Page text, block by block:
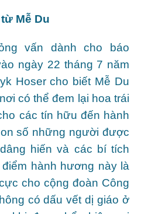
Mễ Du
vấn dành cho báo
ngày 22 tháng 7 năm
Hoser cho biết Mễ Du
có thể đem lại hoa trái
các tín hữu đến hành
số những người được
hiến và các bí tích
hành hương này là
cho cộng đoàn Công
có dấu vết dị giáo ở